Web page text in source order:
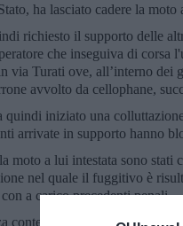
ha lasciato cadere la moto
richiesto il supporto delle
che inseguiva di
via Turati ove, all’interno
avvolto da cellophane,
quindi iniziato una
arrivate in supporto hanno
moto a lui intestata sono
nel quale il fuggitivo è
a carico precedenti penali.
contenuta all’interno del